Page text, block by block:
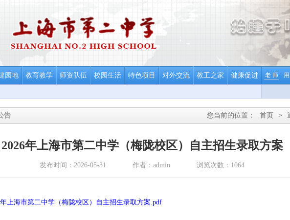
园地 教育教学 师资队伍 校园生活 特色项目 对外交流 教工之家 健康促进 老 师
您当前的位置： 首页 >
告
2026年上海市第二中学（梅陇校区）自主招生录取方案
发布时间：2026-05-31 作者：admin 浏览次数：1064
年上海市第二中学（梅陇校区）自主招生录取方案.pdf